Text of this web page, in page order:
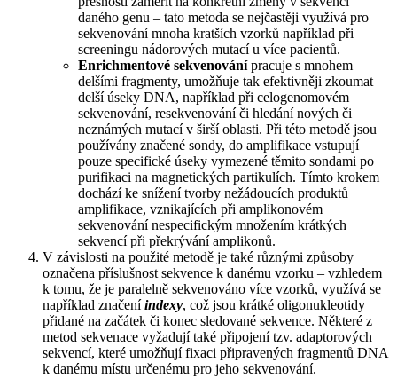
daného genu – tato metoda se nejčastěji využívá pro
sekvenování mnoha kratších vzorků například při
screeningu nádorových mutací u více pacientů.
Enrichmentové sekvenovánípracuje s mnohem
delšími fragmenty, umožňuje tak efektivněji zkoumat
delší úseky DNA, například při celogenomovém
sekvenování, resekvenování či hledání nových či
neznámých mutací v širší oblasti. Při této metodě jsou
používány značené sondy, do amplifikace vstupují
pouze specifické úseky vymezené těmito sondami po
purifikaci na magnetických partikulích. Tímto krokem
dochází ke snížení tvorby nežádoucích produktů
amplifikace, vznikajících při amplikonovém
sekvenování nespecifickým množením krátkých
sekvencí při překrývání amplikonů.
V závislosti na použité metodě je také různými způsoby
označena příslušnost sekvence k danému vzorku – vzhledem
k tomu, že je paralelně sekvenováno více vzorků, využívá se
například značeníindexy, což jsou krátké oligonukleotidy
přidané na začátek či konec sledované sekvence. Některé z
metod sekvenace vyžadují také připojení tzv. adaptorových
sekvencí, které umožňují fixaci připravených fragmentů DNA
k danému místu určenému pro jeho sekvenování.